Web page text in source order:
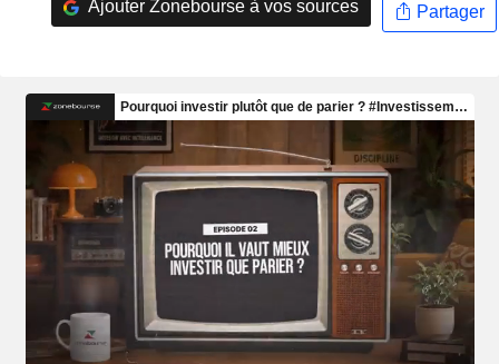
Ajouter Zonebourse à vos sources Partager